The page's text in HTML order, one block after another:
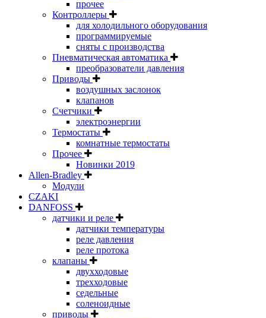
прочее
Контроллеры
для холодильного оборудования
программируемые
сняты с производства
Пневматическая автоматика
преобразователи давления
Приводы
воздушных заслонок
клапанов
Счетчики
электроэнергии
Термостаты
комнатные термостаты
Прочее
Новинки 2019
Allen-Bradley
Модули
CZAKI
DANFOSS
датчики и реле
датчики температуры
реле давления
реле протока
клапаны
двухходовые
трехходовые
седельные
соленоидные
приводы